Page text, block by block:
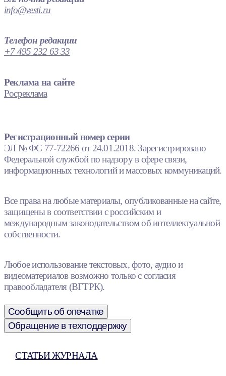
info@vesti.ru
Телефон редакции
+7 495 232 63 33
Реклама на сайте
Росреклама
Регистрационный номер серии
ЭЛ № ФС 77-72266 от 24.01.2018. Зарегистрировано
Федеральной службой по надзору в сфере связи,
информационных технологий и массовых коммуникаций.
Все права на любые материалы, опубликованные на сайте,
защищены в соответствии с российским и
международным законодательством об интеллектуальной
собственности.
Любое использование текстовых, фото, аудио и
видеоматериалов возможно только с согласия
правообладателя (ВГТРК).
Сообщить об опечатке
Обращение в техподдержку
СТАТЬИ ЖУРНАЛА